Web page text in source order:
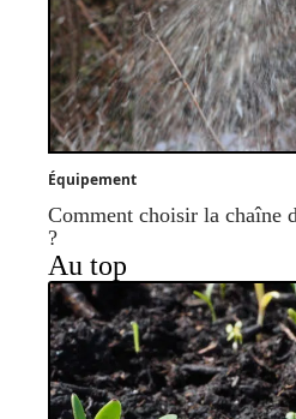
Équipement
Comment choisir la chaîne
?
Au top